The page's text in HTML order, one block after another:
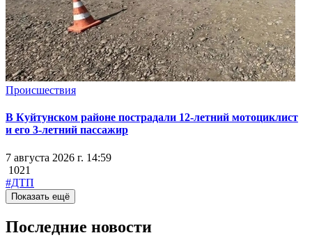
Происшествия
В Куйтунском районе пострадали 12-летний мотоциклист
и его 3-летний пассажир
7 августа 2026 г. 14:59
1021
#ДТП
Показать ещё
Последние новости